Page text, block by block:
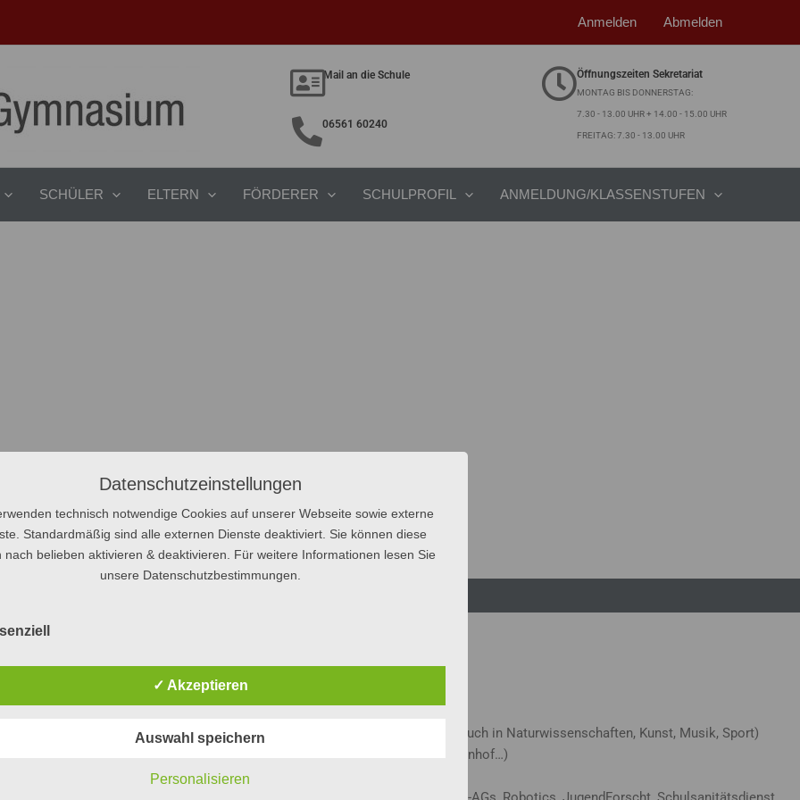
Anmelden Abmelden
Mail an die Schule
06561 60240
Öffnungszeiten Sekretariat
MONTAG BIS DONNERSTAG:
7.30 - 13.00 UHR + 14.00 - 15.00 UHR
FREITAG: 7.30 - 13.00 UHR
SCHÜLER ELTERN FÖRDERER SCHULPROFIL ANMELDUNG/KLASSENSTUFEN
RAUM ZUR ENTFALTUNG
Breites Leistungskursangebot (z.B. auch in Naturwissenschaften, Kunst, Musik, Sport)
(Schulkonzert, Jazz im Innenhof…)
Datenschutzeinstellungen
technisch notwendige Cookies auf unserer Webseite sowie externe
Standardmäßig sind alle externen Dienste deaktiviert. Sie können diese
nach belieben aktivieren & deaktivieren. Für weitere Informationen lesen Sie
unsere Datenschutzbestimmungen.
✓ Akzeptieren
Auswahl speichern
Personalisieren